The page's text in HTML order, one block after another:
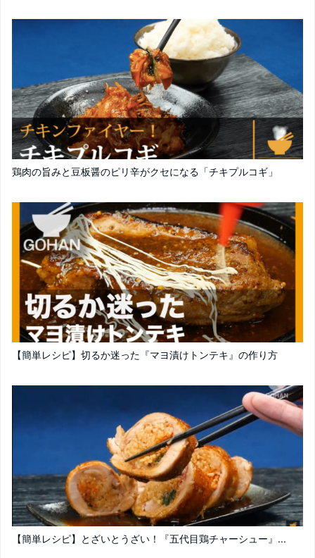
鶏肉の旨みと豆板醤のピリ辛がクセになる「チキプルコギ」
【簡単レシピ】切るか迷った『マヨ漬けトンテキ』の作り方
【簡単レシピ】とざいとうざい！『五代目鶏チャーシュー』...